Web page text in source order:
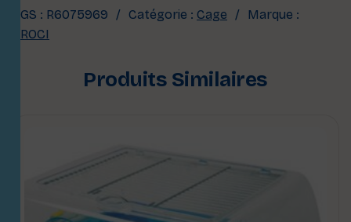
UGS : R6075969 Catégorie : Cage
Marque :
CROCI
Produits Similaires